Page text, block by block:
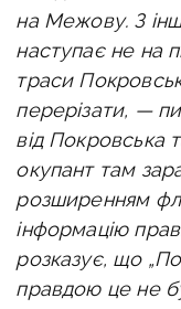
на Межову. З
наступає не на
траси
перерізати, —
від Покровська
окупант там
розширенням
інформацію
розказує, що
правдою це не